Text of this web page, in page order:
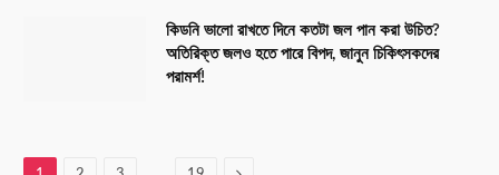
কিডনি ভালো রাখতে দিনে কতটা জল পান করা উচিত?
অতিরিক্ত জলও হতে পারে বিপদ, জানুন চিকিৎসকদের
পরামর্শ!